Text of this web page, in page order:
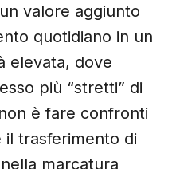
valore aggiunto
quotidiano in un
elevata, dove
più “stretti” di
è fare confronti
il trasferimento di
marcatura